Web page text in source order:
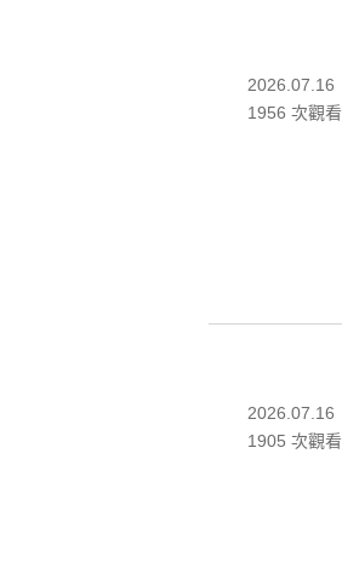
2026.07.16
1956 次觀看
2026.07.16
1905 次觀看